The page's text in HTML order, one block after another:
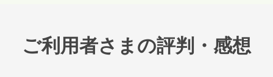
ご利用者さまの評判・感想